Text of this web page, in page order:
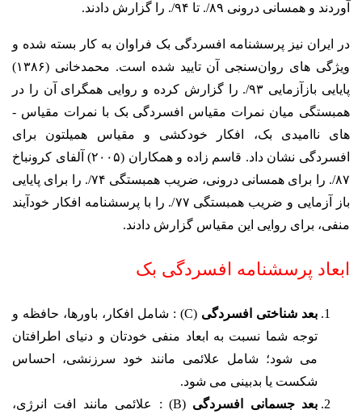
آوردند و همسانی درونی ۸۹/. تا ۹۴/. را گزارش دادند.
در ایران نیز پرسشنامه افسردگی بک فراوان به کار بسته شده و
ویژگی های روان‌سنجی آن تایید شده است. محمدخانی (۱۳۸۶)
پایایی باز­آزمایی ۹۳/. را گزارش کرده و روایی همگرای آن را در
همبستگی میان نمرات مقیاس افسردگی بک با نمرات مقیاس ­
های ناامیدی بک، افکار خودکشی و مقیاس همیلتون برای
افسردگی نشان داد. قاسم­ زاده و همکاران (۲۰۰۵) آلفای کرونباخ
۸۷/. را برای همسانی درونی، ضریب همبستگی ۷۴/. را برای پایایی
باز آزمایی و ضریب همبستگی ۷۷/. را با پرسش­نامه افکار خودآیند
منفی، برای روایی این مقیاس گزارش دادند.
ابعاد پرسشنامه افسردگی بک
بعد شناختی افسردگی
(C) : شامل افکار، باورها، حافظه و
توجه شما نسبت به ابعاد منفی خودتان و دنیای اطرافتان
می شود؛ شامل علائمی مانند خود سرزنشی، احساس
شکست یا بدبینی می شود.
بعد جسمانی افسردگی
(B) : علائمی مانند افت انرژی،